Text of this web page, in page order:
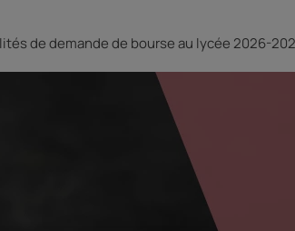
de demande de bourse au lycée 2026-